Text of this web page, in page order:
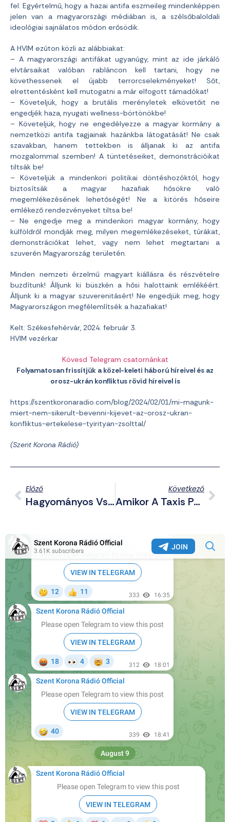
fel. Egyértelmű, hogy a hazai antifa eszmeileg mindenképpen
jelen van a magyarországi médiában is, a szélsőbaloldali
ideológiai sajnálatos módon erősödik.
A HVIM ezúton közli az alábbiakat:
– A magyarországi antifákat ugyanúgy, mint az ide járkáló
elvtársaikat valóban rabláncon kell tartani, hogy ne
követhessenek el újabb terrorcselekményeket! Sőt,
elrettentésként kell mutogatni a már elfogott támadókat!
– Követeljük, hogy a brutális merényletek elkövetőit ne
engedjék haza, nyugati wellness-börtönökbe!
– Követeljük, hogy ne engedélyezze a magyar kormány a
nemzetközi antifa tagjainak hazánkba látogatását! Ne csak
szavakban, hanem tettekben is álljanak ki az antifa
mozgalommal szemben! A tüntetéseiket, demonstrációikat
tiltsák be!
– Követeljük a mindenkori politikai döntéshozóktól, hogy
biztosítsák a magyar hazafiak hősökre való
megemlékezésének lehetőségét! Ne a kitörés hőseire
emlékező rendezvényeket tiltsa be!
– Ne engedje meg a mindenkori magyar kormány, hogy
külföldről mondják meg, milyen megemlékezéseket, túrákat,
demonstrációkat lehet, vagy nem lehet megtartani a
szuverén Magyarország területén.
Minden nemzeti érzelmű magyart kiállásra és részvételre
buzdítunk! Álljunk ki büszkén a hősi halottaink emlékéért.
Álljunk ki a magyar szuverenitásért! Ne engedjük meg, hogy
Magyarországon megfélemlítsék a hazafiakat!
Kelt: Székesfehérvár, 2024. február 3.
HVIM vezérkar
Kövesd Telegram csatornánkat
Folyamatosan frissítjük a közel-keleti háború híreivel és az
orosz-ukrán konfliktus rövid híreivel is
https://szentkoronaradio.com/blog/2024/02/01/mi-magunk-
miert-nem-sikerult-bevenni-kijevet-az-orosz-ukran-
konfliktus-ertekelese-tyirityan-zsolttal/
(Szent Korona Rádió)
Előző
Hagyományos Vs. Önkiszolgáló Kassza – A Modernitás Újabb Szegmense
Következő
Amikor A Taxis Pofátlanság Találkozik Az Elektromos Autózással